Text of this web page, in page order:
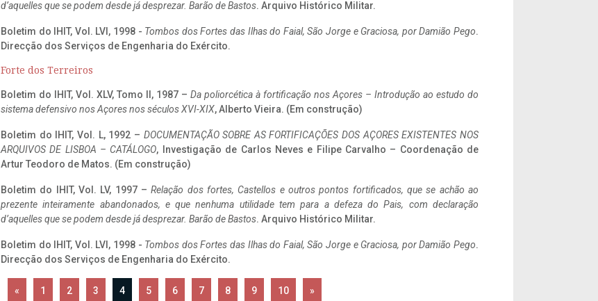
d’aquelles que se podem desde já desprezar. Barão de Bastos. Arquivo Histórico Militar.
Boletim do IHIT, Vol. LVI, 1998 - Tombos dos Fortes das Ilhas do Faial, São Jorge e Graciosa, por Damião Pego.
Direcção dos Serviços de Engenharia do Exército.
Forte dos Terreiros
Boletim do IHIT, Vol. XLV, Tomo II, 1987 – Da poliorcética à fortificação nos Açores – Introdução ao estudo do
sistema defensivo nos Açores nos séculos XVI-XIX, Alberto Vieira. (Em construção)
Boletim do IHIT, Vol. L, 1992 – DOCUMENTAÇÃO SOBRE AS FORTIFICAÇÕES DOS AÇORES EXISTENTES NOS
ARQUIVOS DE LISBOA – CATÁLOGO, Investigação de Carlos Neves e Filipe Carvalho – Coordenação de
Artur Teodoro de Matos. (Em construção)
Boletim do IHIT, Vol. LV, 1997 –Relação dos fortes, Castellos e outros pontos fortificados, que se achão ao
prezente inteiramente abandonados, e que nenhuma utilidade tem para a defeza do Pais, com declaração
d’aquelles que se podem desde já desprezar. Barão de Bastos. Arquivo Histórico Militar.
Boletim do IHIT, Vol. LVI, 1998 - Tombos dos Fortes das Ilhas do Faial, São Jorge e Graciosa, por Damião Pego.
Direcção dos Serviços de Engenharia do Exército.
« 1 2 3 4 5 6 7 8 9 10 »